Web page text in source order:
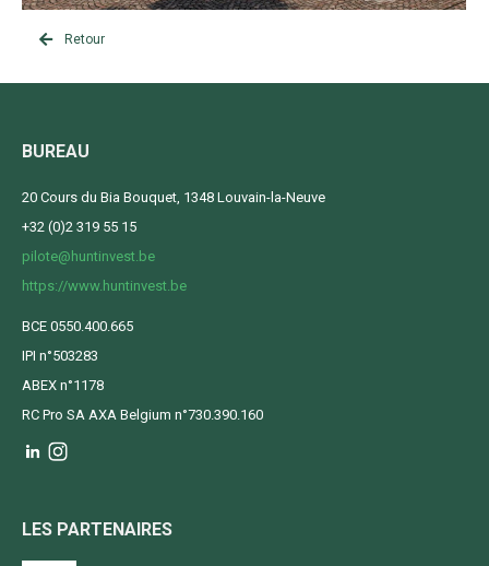
Retour
BUREAU
20 Cours du Bia Bouquet, 1348 Louvain-la-Neuve
+32 (0)2 319 55 15
pilote@huntinvest.be
https://www.huntinvest.be
BCE 0550.400.665
IPI n°503283
ABEX n°1178
RC Pro SA AXA Belgium n°730.390.160
LES PARTENAIRES